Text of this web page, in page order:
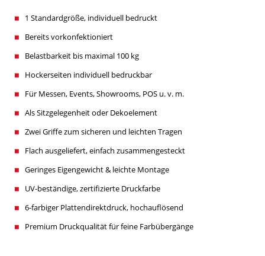
1 Standardgröße, individuell bedruckt
Bereits vorkonfektioniert
Belastbarkeit bis maximal 100 kg
Hockerseiten individuell bedruckbar
Für Messen, Events, Showrooms, POS u. v. m.
Als Sitzgelegenheit oder Dekoelement
Zwei Griffe zum sicheren und leichten Tragen
Flach ausgeliefert, einfach zusammengesteckt
Geringes Eigengewicht & leichte Montage
UV-beständige, zertifizierte Druckfarbe
6-farbiger Plattendirektdruck, hochauflösend
Premium Druckqualität für feine Farbübergänge